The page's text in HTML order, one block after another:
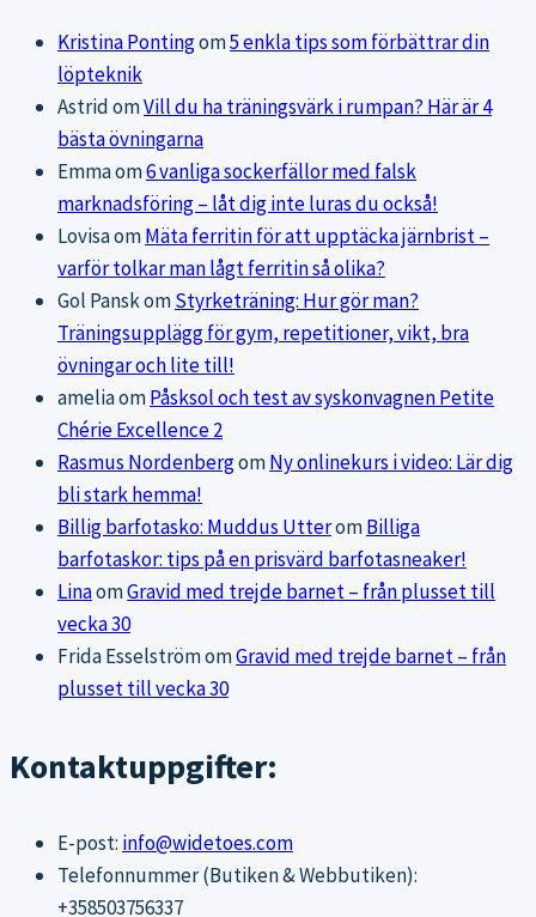
Kristina Pontingom5 enkla tips som förbättrar din
löpteknik
AstridomVill du ha träningsvärk i rumpan? Här är 4
bästa övningarna
Emmaom6 vanliga sockerfällor med falsk
marknadsföring – låt dig inte luras du också!
LovisaomMäta ferritin för att upptäcka järnbrist –
varför tolkar man lågt ferritin så olika?
Gol PanskomStyrketräning: Hur gör man?
Träningsupplägg för gym, repetitioner, vikt, bra
övningar och lite till!
ameliaomPåsksol och test av syskonvagnen Petite
Chérie Excellence 2
Rasmus NordenbergomNy onlinekurs i video: Lär dig
bli stark hemma!
Billig barfotasko: Muddus UtteromBilliga
barfotaskor: tips på en prisvärd barfotasneaker!
LinaomGravid med trejde barnet – från plusset till
vecka 30
Frida EsselströmomGravid med trejde barnet – från
plusset till vecka 30
Kontaktuppgifter:
E-post: info@widetoes.com
Telefonnummer (Butiken & Webbutiken):
+358503756337